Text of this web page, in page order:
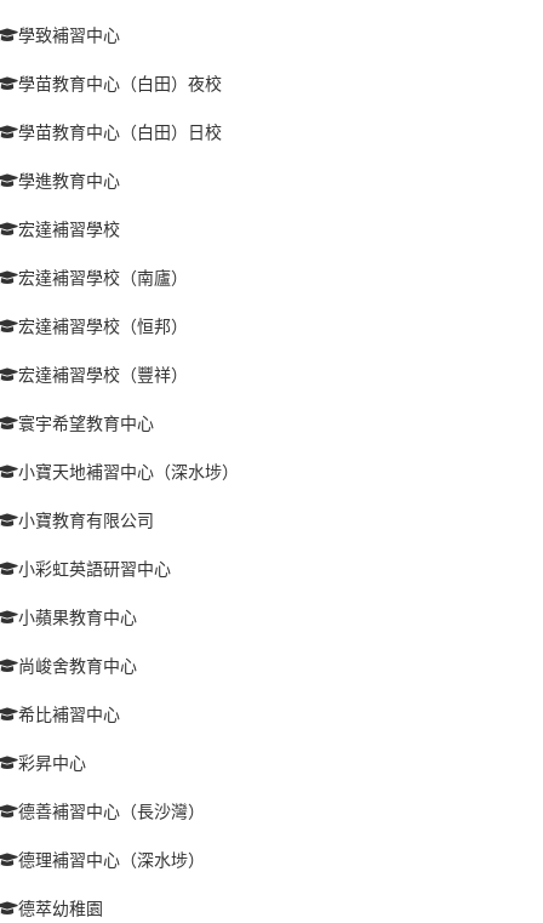
學致補習中心
學苗教育中心（白田）夜校
學苗教育中心（白田）日校
學進教育中心
宏達補習學校
宏達補習學校（南廬）
宏達補習學校（恒邦）
宏達補習學校（豐祥）
寰宇希望教育中心
小寶天地補習中心（深水埗）
小寶教育有限公司
小彩虹英語研習中心
小蘋果教育中心
尚峻舍教育中心
希比補習中心
彩昇中心
德善補習中心（長沙灣）
德理補習中心（深水埗）
德萃幼稚園